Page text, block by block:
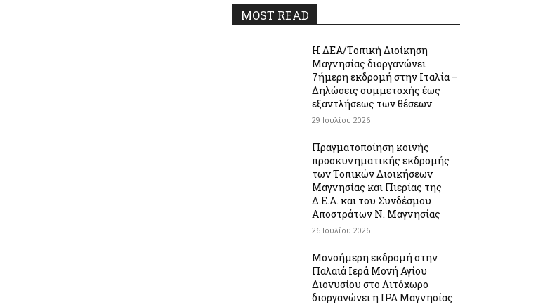
MOST READ
Η ΔΕΑ/Τοπική Διοίκηση
Μαγνησίας διοργανώνει
7ήμερη εκδρομή στην Ιταλία –
Δηλώσεις συμμετοχής έως
εξαντλήσεως των θέσεων
29 Ιουλίου 2026
Πραγματοποίηση κοινής
προσκυνηματικής εκδρομής
των Τοπικών Διοικήσεων
Μαγνησίας και Πιερίας της
Δ.Ε.Α. και του Συνδέσμου
Αποστράτων Ν. Μαγνησίας
26 Ιουλίου 2026
Μονοήμερη εκδρομή στην
Παλαιά Ιερά Μονή Αγίου
Διονυσίου στο Λιτόχωρο
διοργανώνει η IPA Μαγνησίας